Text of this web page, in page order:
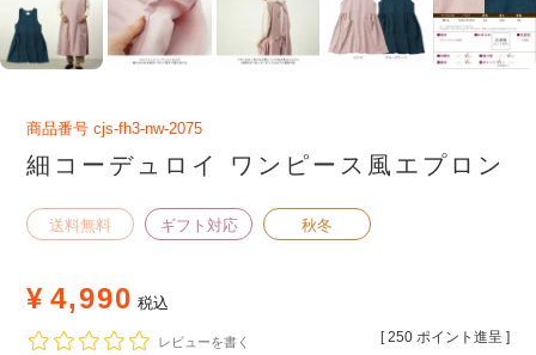
商品番号 cjs-fh3-nw-2075
細コーデュロイ ワンピース風エプロン
送料無料 ギフト対応 秋冬
¥ 4,990 税込
[ 250 ポイント進呈 ]
レビューを書く